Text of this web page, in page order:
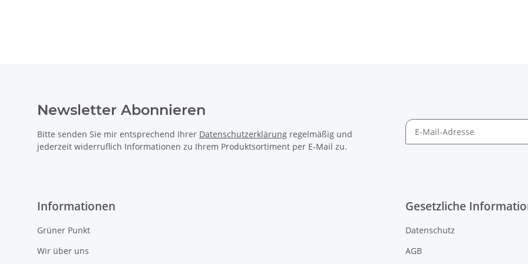
Newsletter Abonnieren
Bitte senden Sie mir entsprechend Ihrer Datenschutzerklärung regelmäßig und
jederzeit widerruflich Informationen zu Ihrem Produktsortiment per E-Mail zu.
Informationen
Grüner Punkt
Wir über uns
Gesetzliche
Datenschutz
AGB